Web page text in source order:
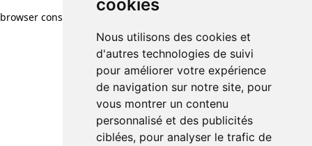
cookies
Nous utilisons des cookies et
d'autres technologies de suivi
pour améliorer votre expérience
de navigation sur notre site, pour
vous montrer un contenu
personnalisé et des publicités
ciblées, pour analyser le trafic de
browser console for more information)